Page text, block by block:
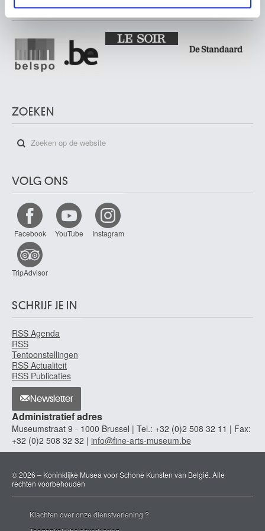
PARTNERS
ZOEKEN
VOLG ONS
Facebook YouTube Instagram
TripAdvisor
SCHRIJF JE IN
RSS Agenda
RSS
Tentoonstellingen
RSS Actualiteit
RSS Publicaties
Newsletter
Administratief adres
Museumstraat 9 - 1000 Brussel | Tel.: +32 (0)2 508 32 11 | Fax:
+32 (0)2 508 32 32 | info@fine-arts-museum.be
© 2026 – Koninklijke Musea voor Schone Kunsten van België. Alle
rechten voorbehouden
Klachten over onze dienstverlening ?